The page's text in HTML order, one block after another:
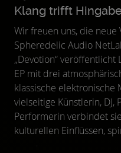
Klang trifft
Wir freuen uns, die
Spheredelic Audio
„Devotion“
EP mit drei
klassische elektronische
vielseitige Künstlerin, DJ,
Performerin verbindet
kulturellen Einflüssen,